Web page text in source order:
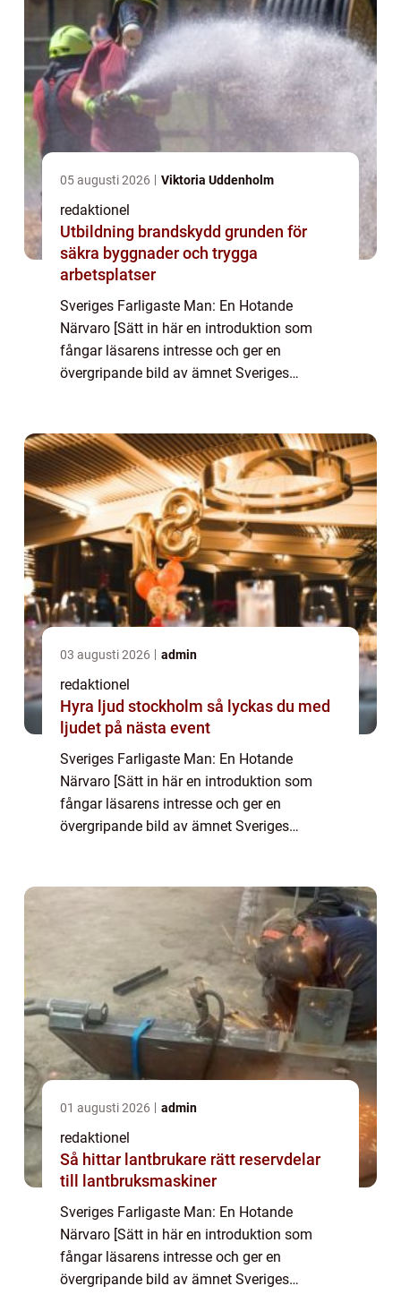
05 augusti 2026 Viktoria Uddenholm
redaktionel
Utbildning brandskydd grunden för
säkra byggnader och trygga
arbetsplatser
Sveriges Farligaste Man: En Hotande
Närvaro [Sätt in här en introduktion som
fångar läsarens intresse och ger en
övergripande bild av ämnet Sveriges
och skapa en koppl...
03 augusti 2026 admin
redaktionel
Hyra ljud stockholm så lyckas du med
ljudet på nästa event
Sveriges Farligaste Man: En Hotande
Närvaro [Sätt in här en introduktion som
fångar läsarens intresse och ger en
övergripande bild av ämnet Sveriges
och skapa en koppl...
01 augusti 2026 admin
redaktionel
Så hittar lantbrukare rätt reservdelar
till lantbruksmaskiner
Sveriges Farligaste Man: En Hotande
Närvaro [Sätt in här en introduktion som
fångar läsarens intresse och ger en
övergripande bild av ämnet Sveriges